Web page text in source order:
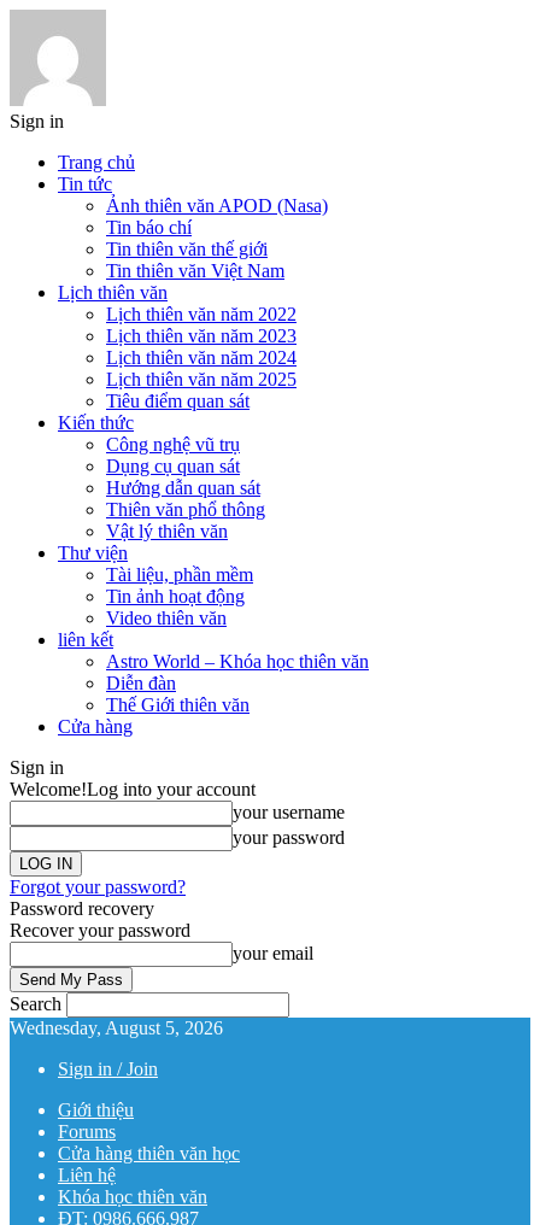
Sign in
Trang chủ
Tin tức
Ảnh thiên văn APOD (Nasa)
Tin báo chí
Tin thiên văn thế giới
Tin thiên văn Việt Nam
Lịch thiên văn
Lịch thiên văn năm 2022
Lịch thiên văn năm 2023
Lịch thiên văn năm 2024
Lịch thiên văn năm 2025
Tiêu điểm quan sát
Kiến thức
Công nghệ vũ trụ
Dụng cụ quan sát
Hướng dẫn quan sát
Thiên văn phổ thông
Vật lý thiên văn
Thư viện
Tài liệu, phần mềm
Tin ảnh hoạt động
Video thiên văn
liên kết
Astro World – Khóa học thiên văn
Diễn đàn
Thế Giới thiên văn
Cửa hàng
Sign in
Welcome!Log into your account
your username
your password
Forgot your password?
Password recovery
Recover your password
your email
Search
Wednesday, August 5, 2026
Sign in / Join
Giới thiệu
Forums
Cửa hàng thiên văn học
Liên hệ
Khóa học thiên văn
ĐT: 0986.666.987